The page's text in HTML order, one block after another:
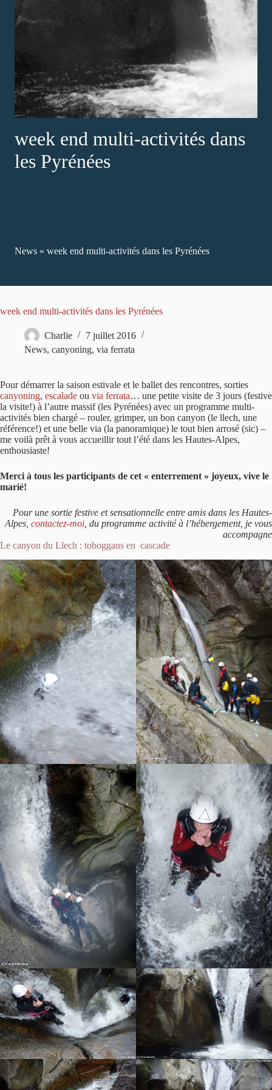
week end multi-activités dans
les Pyrénées
News » week end multi-activités dans les Pyrénées
week end multi-activités dans les Pyrénées
Charlie
7 juillet 2016
News, canyoning, via ferrata
Pour démarrer la saison estivale et le ballet des rencontres, sorties
canyoning, escalade ou via ferrata… une petite visite de 3 jours (festive
la visite!) à l’autre massif (les Pyrénées) avec un programme multi-
activités bien chargé – rouler, grimper, un bon canyon (le llech, une
référence!) et une belle via (la panoramique) le tout bien arrosé (sic) –
me voilà prêt à vous accueillir tout l’été dans les Hautes-Alpes,
enthousiaste!
Merci à tous les participants de cet « enterrement » joyeux, vive le
marié!
Pour une sortie festive et sensationnelle entre amis dans les Hautes-
Alpes, contactez-moi , du programme activité à l’hébergement, je vous
accompagne
Le canyon du Llech : toboggans en cascade